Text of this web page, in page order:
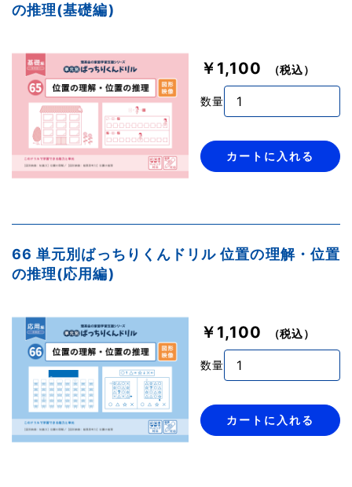
の推理(基礎編)
￥1,100 （税込）
数量
カートに入れる
66 単元別ばっちりくんドリル 位置の理解・位置
の推理(応用編)
￥1,100 （税込）
数量
カートに入れる